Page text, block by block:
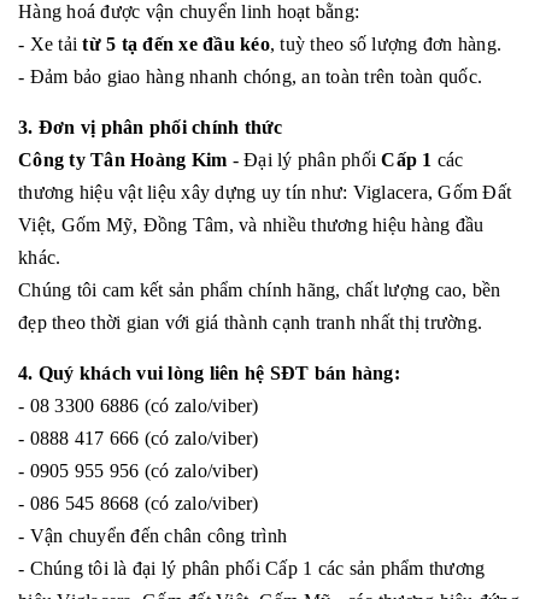
Hàng hoá được vận chuyển linh hoạt bằng:
- Xe tảitừ 5 tạ đến xe đầu kéo, tuỳ theo số lượng đơn hàng.
- Đảm bảo giao hàng nhanh chóng, an toàn trên toàn quốc.
3. Đơn vị phân phối chính thức
Công ty Tân Hoàng Kim - Đại lý phân phối Cấp 1 các
thương hiệu vật liệu xây dựng uy tín như: Viglacera, Gốm Đất
Việt, Gốm Mỹ, Đồng Tâm, và nhiều thương hiệu hàng đầu
khác.
Chúng tôi cam kết sản phẩm chính hãng, chất lượng cao, bền
đẹp theo thời gian với giá thành cạnh tranh nhất thị trường.
4. Quý khách vui lòng liên hệ SĐT bán hàng:
- 08 3300 6886 (có zalo/viber)
- 0888 417 666 (có zalo/viber)
- 0905 955 956 (có zalo/viber)
- 086 545 8668 (có zalo/viber)
- Vận chuyển đến chân công trình
- Chúng tôi là đại lý phân phối Cấp 1 các sản phẩm thương